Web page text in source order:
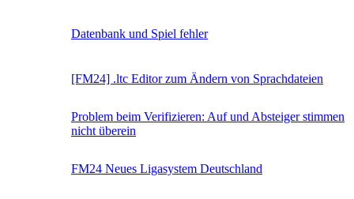
Datenbank und Spiel fehler
[FM24] .ltc Editor zum Ändern von Sprachdateien
Problem beim Verifizieren: Auf und Absteiger stimmen
nicht überein
FM24 Neues Ligasystem Deutschland